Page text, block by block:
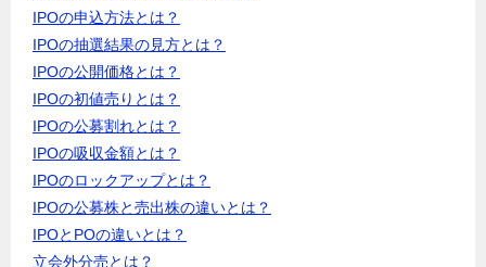
IPOの申込方法とは？
IPOの抽選結果の見方とは？
IPOの公開価格とは？
IPOの初値売りとは？
IPOの公募割れとは？
IPOの吸収金額とは？
IPOのロックアップとは？
IPOの公募株と売出株の違いとは？
IPOとPOの違いとは？
立会外分売とは？